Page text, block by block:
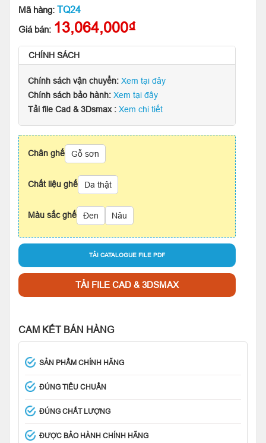
Mã hàng: TQ24
Giá bán: 13,064,000₫
CHÍNH SÁCH
Chính sách vận chuyển: Xem tại đây
Chính sách bảo hành: Xem tại đây
Tải file Cad & 3Dsmax : Xem chi tiết
Chân ghế Gỗ sơn
Chất liệu ghế Da thật
Màu sắc ghế Đen Nâu
TẢI CATALOGUE FILE PDF
TẢI FILE CAD & 3DSMAX
CAM KẾT BÁN HÀNG
SẢN PHẨM CHÍNH HÃNG
ĐÚNG TIÊU CHUẨN
ĐÚNG CHẤT LƯỢNG
ĐƯỢC BẢO HÀNH CHÍNH HÃNG